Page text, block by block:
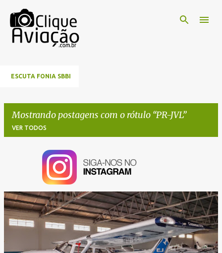
ESCUTA FONIA SBBI
Mostrando postagens com o rótulo PR-JVL
VER TODOS
s
t
a
e